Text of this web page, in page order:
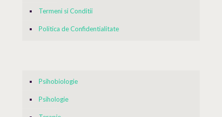
Termeni si Conditii
Politica de Confidentialitate
Psihobiologie
Psihologie